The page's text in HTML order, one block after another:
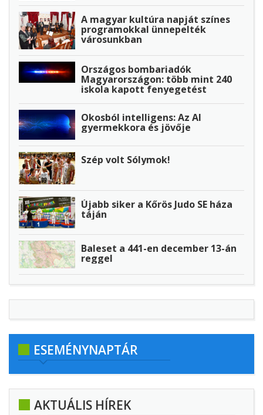
A magyar kultúra napját színes
programokkal ünnepelték
városunkban
Országos bombariadók
Magyarországon: több mint 240
iskola kapott fenyegetést
Okosból intelligens: Az AI
gyermekkora és jövője
Szép volt Sólymok!
Újabb siker a Kőrös Judo SE háza
táján
Baleset a 441-en december 13-án
reggel
ESEMÉNYNAPTÁR
AKTUÁLIS HÍREK